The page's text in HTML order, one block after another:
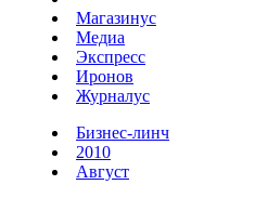
Магазинус
Медиа
Экспресс
Иронов
Журналус
Бизнес-линч
2010
Август